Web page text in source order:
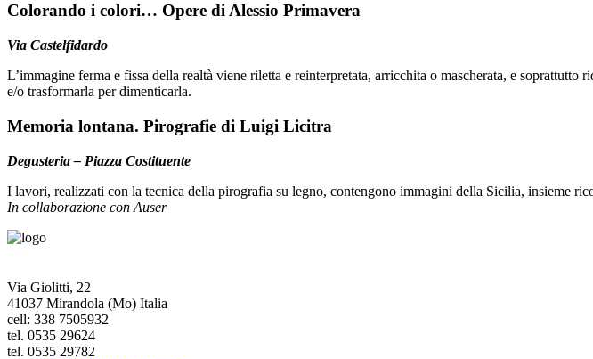
Colorando i colori… Opere di Alessio Primavera
Via Castelfidardo
L’immagine ferma e fissa della realtà viene riletta e reinterpretata, arricchita o mascherata, e
e/o trasformarla per dimenticarla.
Memoria lontana. Pirografie di Luigi Licitra
Degusteria – Piazza Costituente
I lavori, realizzati con la tecnica della pirografia su legno, contengono immagini della Sicilia, insieme
In collaborazione con Auser
Via Giolitti, 22
41037 Mirandola (Mo) Italia
cell: 338 7505932
tel. 0535 29624
tel. 0535 29782